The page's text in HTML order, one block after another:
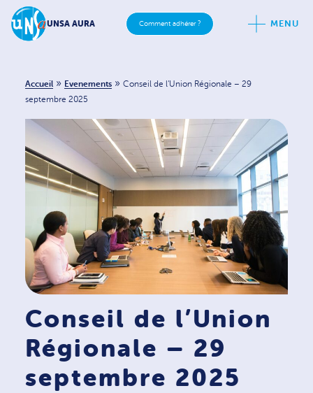
UNSA AURA MENU
Comment adhérer ?
Accueil » Evenements » Conseil de l’Union Régionale – 29
septembre 2025
Conseil de l’Union
Régionale – 29
septembre 2025